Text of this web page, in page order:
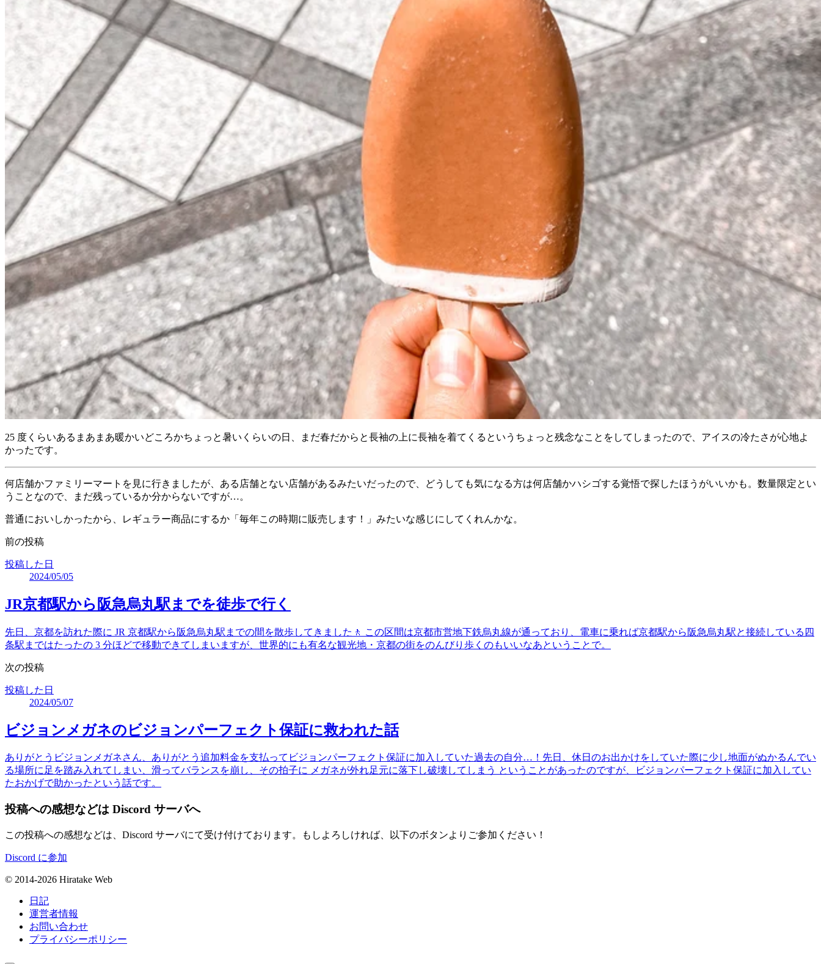
25 度くらいあるまあまあ暖かいどころかちょっと暑いくらいの日、まだ春だからと長袖の上に長袖を着てくるというちょっと残念なことをしてしまったので、アイスの冷たさが心地よ
かったです。
何店舗かファミリーマートを見に行きましたが、ある店舗とない店舗があるみたいだったので、どうしても気になる方は何店舗かハシゴする覚悟で探したほうがいいかも。数量限定とい
うことなので、まだ残っているか分からないですが…。
普通においしかったから、レギュラー商品にするか「毎年この時期に販売します！」みたいな感じにしてくれんかな。
前の投稿
投稿した日
2024/05/05
JR京都駅から阪急烏丸駅までを徒歩で行く
先日、京都を訪れた際に JR 京都駅から阪急烏丸駅までの間を散歩してきました🚶 この区間は京都市営地下鉄烏丸線が通っており、電車に乗れば京都駅から阪急烏丸駅と接続している四
条駅まではたったの 3 分ほどで移動できてしまいますが、世界的にも有名な観光地・京都の街をのんびり歩くのもいいなあということで。
次の投稿
投稿した日
2024/05/07
ビジョンメガネのビジョンパーフェクト保証に救われた話
ありがとうビジョンメガネさん、ありがとう追加料金を支払ってビジョンパーフェクト保証に加入していた過去の自分…！先日、休日のお出かけをしていた際に少し地面がぬかるんでい
る場所に足を踏み入れてしまい、滑ってバランスを崩し、その拍子に メガネが外れ足元に落下し破壊してしまう ということがあったのですが、ビジョンパーフェクト保証に加入してい
たおかげで助かったという話です。
投稿への感想などは Discord サーバへ
この投稿への感想などは、Discord サーバにて受け付けております。もしよろしければ、以下のボタンよりご参加ください！
Discord に参加
© 2014-2026 Hiratake Web
日記
運営者情報
お問い合わせ
プライバシーポリシー